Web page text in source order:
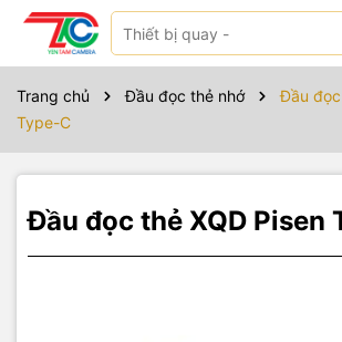
Trang chủ Đầu đọc thẻ nhớ
Đầu đọc
Type-C
Đầu đọc thẻ XQD Pisen
Sản phẩm bao gồm